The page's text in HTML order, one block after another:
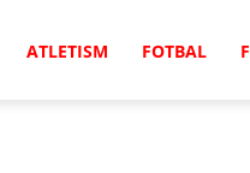
ATLETISM FOTBAL